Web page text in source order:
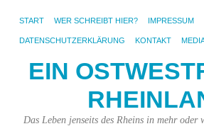
START WER SCHREIBT HIER? IMPRESSUM
DATENSCHUTZERKLÄRUNG KONTAKT
EIN
Das Leben jenseits des Rheins in mehr oder